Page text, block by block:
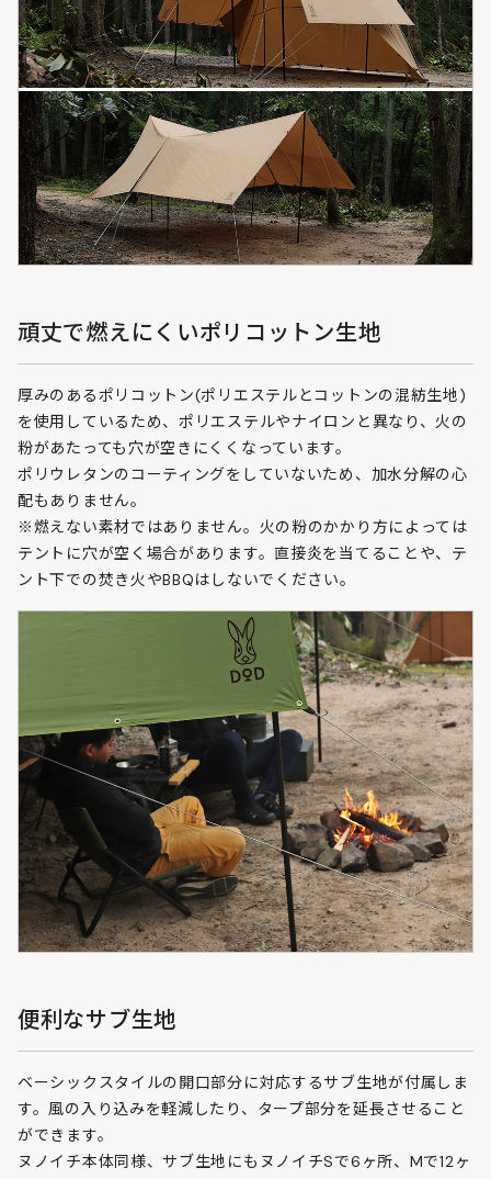
頑丈で燃えにくいポリコットン生地
厚みのあるポリコットン(ポリエステルとコットンの混紡生地)
を使用しているため、ポリエステルやナイロンと異なり、火の
粉があたっても穴が空きにくくなっています。
ポリウレタンのコーティングをしていないため、加水分解の心
配もありません。
※燃えない素材ではありません。火の粉のかかり方によっては
テントに穴が空く場合があります。直接炎を当てることや、テ
ント下での焚き火やBBQはしないでください。
便利なサブ生地
ベーシックスタイルの開口部分に対応するサブ生地が付属しま
す。風の入り込みを軽減したり、タープ部分を延長させること
ができます。
ヌノイチ本体同様、サブ生地にもヌノイチSで6ヶ所、Mで12ヶ